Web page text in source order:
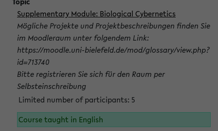
Supplementary Module: Biological Cybernetics
Mögliche Projekte und Projektbeschreibungen finden Sie
im Moodleraum unter folgendem Link:
https://moodle.uni-bielefeld.de/mod/glossary/view.php?
id=713740
Bitte registrieren Sie sich für den Raum per
Selbsteinschreibung
Limited number of participants: 5
Course taught in English